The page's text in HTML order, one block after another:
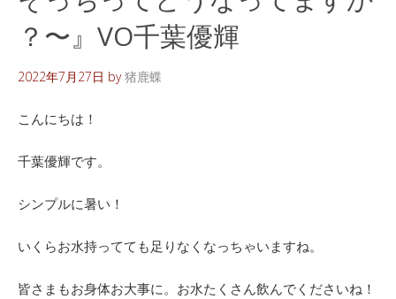
？〜』VO千葉優輝
2022年7月27日 by猪鹿蝶
こんにちは！
千葉優輝です。
シンプルに暑い！
いくらお水持ってても足りなくなっちゃいますね。
皆さまもお身体お大事に。お水たくさん飲んでくださいね！